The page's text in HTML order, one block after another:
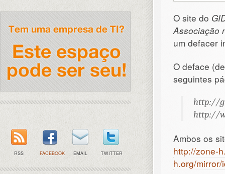
O site do
Associação
um defacer
O deface
seguintes
http://
http://
Ambos os
http://zone-
h.org/
RSS FACEBOOK EMAIL TWITTER